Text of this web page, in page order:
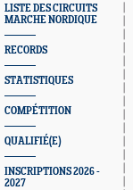
LISTE DES CIRCUITS
MARCHE NORDIQUE
RECORDS
STATISTIQUES
COMPÉTITION
QUALIFIÉ(E)
INSCRIPTIONS 2026 -
2027